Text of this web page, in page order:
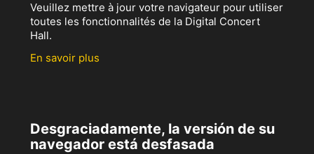
Veuillez mettre à jour votre navigateur pour utiliser
toutes les fonctionnalités de la Digital Concert
Hall.
En savoir plus
Desgraciadamente, la versión de su
navegador está desfasada